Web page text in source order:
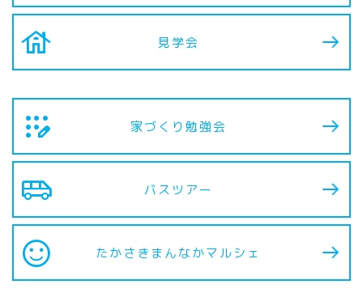
house 見学会
app_registration 家づくり勉強会
airport_shuttle バスツアー
sentiment_satisfied たかさきまんなかマルシェ